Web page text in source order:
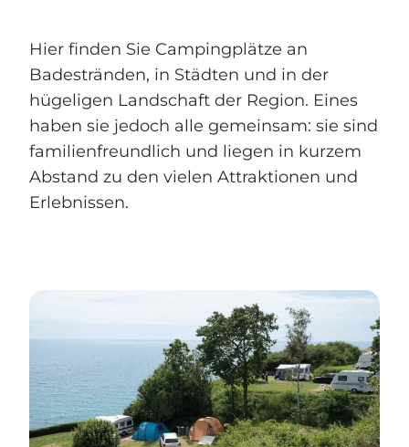
Hier finden Sie Campingplätze an
Badestränden, in Städten und in der
hügeligen Landschaft der Region. Eines
haben sie jedoch alle gemeinsam: sie sind
familienfreundlich und liegen in kurzem
Abstand zu den vielen Attraktionen und
Erlebnissen.